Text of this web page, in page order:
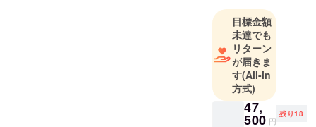
互の社会に
貢献してま
いります。
お客様を尊
重し、適切
な価格と最
目標金額
未達でも
リターン
が届きま
す(All-in
方式)
47,
500 円
残り18